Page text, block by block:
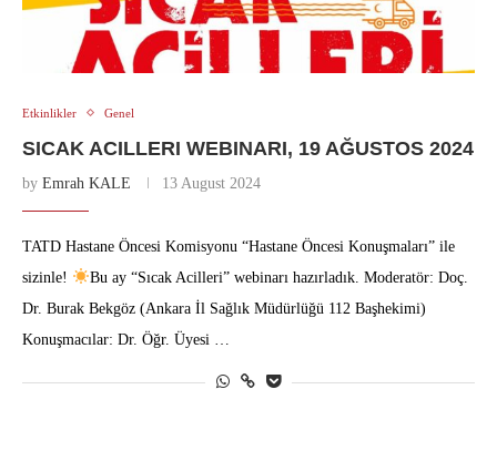
Etkinlikler Genel
SICAK ACILLERI WEBINARI, 19 AĞUSTOS 2024
by Emrah KALE 13 August 2024
TATD Hastane Öncesi Komisyonu “Hastane Öncesi Konuşmaları” ile
sizinle!
Bu ay “Sıcak Acilleri” webinarı hazırladık. Moderatör: Doç.
Dr. Burak Bekgöz (Ankara İl Sağlık Müdürlüğü 112 Başhekimi)
Konuşmacılar: Dr. Öğr. Üyesi …